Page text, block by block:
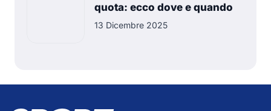
quota: ecco dove e quando
13 Dicembre 2025